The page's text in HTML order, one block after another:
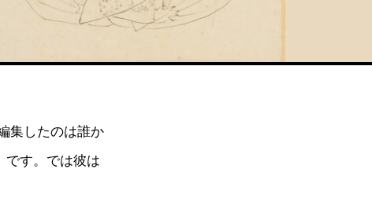
集したのは誰か
です。では彼は